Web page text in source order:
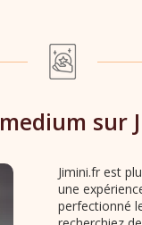
sur
Jimini.fr est
une
perfectionné